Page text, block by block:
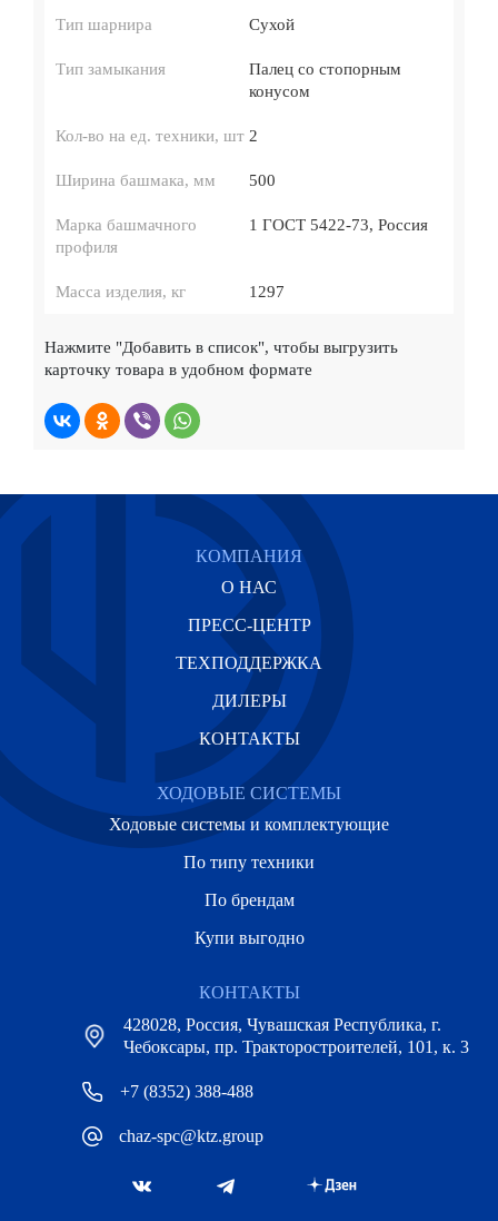
Тип шарнира Сухой
Тип замыкания
Палец со стопорным
конусом
Кол-во на ед. техники, шт 2
Ширина башмака, мм 500
Марка башмачного
профиля
1 ГОСТ 5422-73, Россия
Масса изделия, кг 1297
Нажмите "Добавить в список", чтобы выгрузить
карточку товара в удобном формате
КОМПАНИЯ
О НАС
ПРЕСС-ЦЕНТР
ТЕХПОДДЕРЖКА
ДИЛЕРЫ
КОНТАКТЫ
ХОДОВЫЕ СИСТЕМЫ
Ходовые системы и комплектующие
По типу техники
По брендам
Купи выгодно
КОНТАКТЫ
428028, Россия, Чувашская Республика, г.
Чебоксары, пр. Тракторостроителей, 101, к. 3
+7 (8352) 388-488
chaz-spc@ktz.group